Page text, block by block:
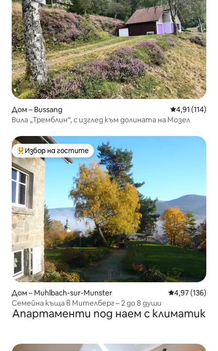
Дом – Bussang Средна
4,91 (114)
Вила „Тремблин“, с изглед към долината на Мозел
Най-популярен избор на гостите
Избор на гостите
Дом – Muhlbach-sur-Munster Средна
4,97 (136)
Семейна къща в Мителберг – 2 до 8 души
Апартаменти под наем с климатик